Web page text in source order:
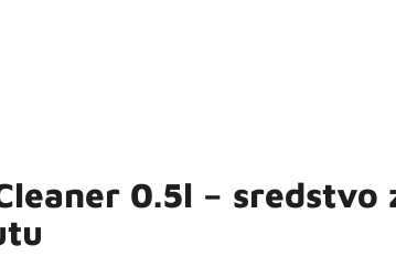
0.5l – sredstvo